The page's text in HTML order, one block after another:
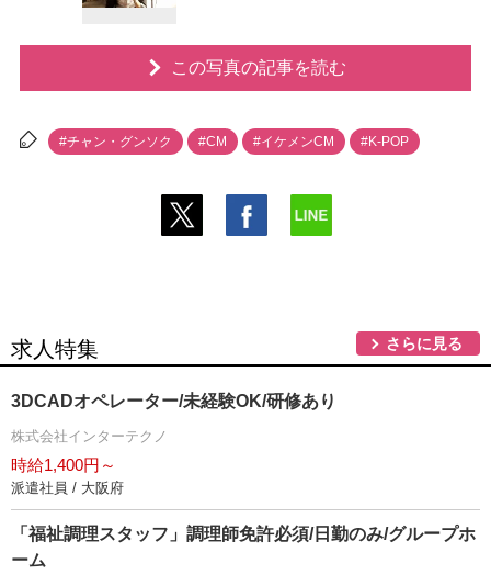
この写真の記事を読む
#チャン・グンソク #CM #イケメンCM #K-POP
求人特集 さらに見る
3DCADオペレーター/未経験OK/研修あり
株式会社インターテクノ
時給1,400円～
派遣社員 / 大阪府
「福祉調理スタッフ」調理師免許必須/日勤のみ/グループホ
ーム